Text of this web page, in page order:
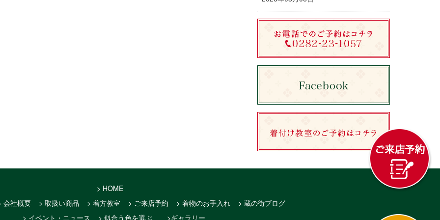
> HOME
会社概要 > 取扱い商品 > 着方教室 > ご来店予約 > 着物のお手入れ
> 蔵の街ブログ
> イベント・ニュース
> 似合う色を選ぶ >ギャラリー